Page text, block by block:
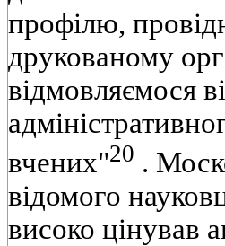
профiлю,
друкованому
вiдмовляємося
вчених"20 .
вiдомого
високо цiнував